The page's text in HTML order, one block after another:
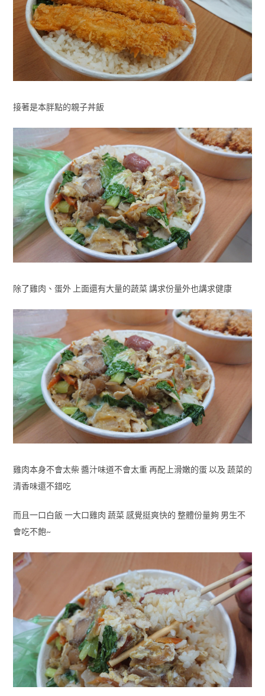
接著是本胖點的親子丼飯
除了雞肉、蛋外 上面還有大量的蔬菜 講求份量外也講求健康
雞肉本身不會太柴 醬汁味道不會太重 再配上滑嫩的蛋 以及 蔬菜的
清香味還不錯吃
而且一口白飯 一大口雞肉 蔬菜 感覺挺爽快的 整體份量夠 男生不
會吃不飽~